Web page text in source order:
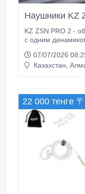
Наушники KZ
KZ ZSN PRO 2 -
с одним
добиться
частот с
PRO, в KZ ZSN PRO 2 оптимизирована структура
сбалансированного
снижает
воспроизведения
07/07/2026
Казахстан,
22 000 тенге 〒